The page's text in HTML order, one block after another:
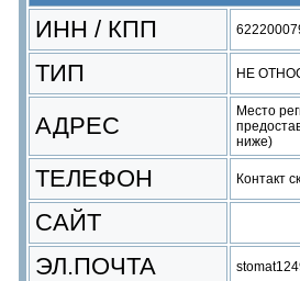
ИНН / КПП
ТИП НЕ
АДРЕС
Место
ниже)
ТЕЛЕФОН Контакт
САЙТ
ЭЛ.ПОЧТА